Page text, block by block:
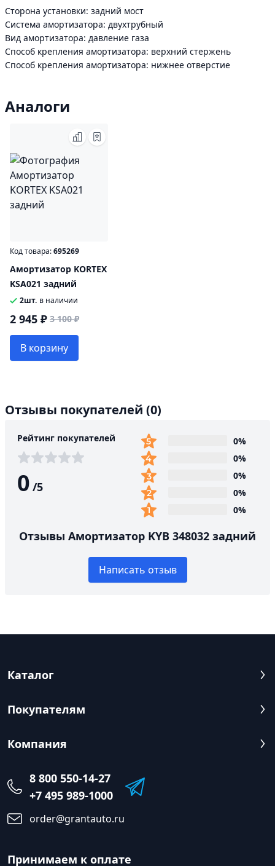
Сторона установки: задний мост
Система амортизатора: двухтрубный
Вид амортизатора: давление газа
Способ крепления амортизатора: верхний стержень
Способ крепления амортизатора: нижнее отверстие
Аналоги
Код товара:695269
Амортизатор KORTEX
KSA021 задний
2шт. в наличии
2 945 ₽ 3 100 ₽
В корзину
Отзывы покупателей (0)
Рейтинг покупателей
0 /5
0%
0%
0%
0%
0%
Отзывы Амортизатор KYB 348032 задний
Написать отзыв
Каталог
Покупателям
Компания
8 800 550-14-27
+7 495 989-1000
order@grantauto.ru
Принимаем к оплате